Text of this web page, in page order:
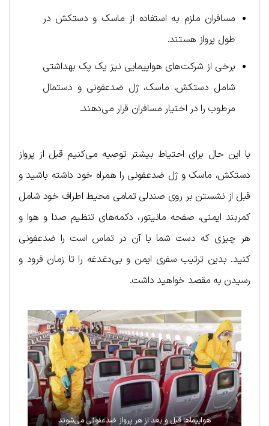
مسافران ملزم به استفاده از ماسک و دستکش در
طول پرواز هستند.
برخی از شرکت‌های هواپیمایی نیز یک پک بهداشتی
شامل دستکش، ماسک، ژل ضدعفونی و دستمال
مرطوب را در اختیار مسافران قرار می‌دهند.
با این حال برای احتیاط بیشتر توصیه می‌کنیم قبل از پرواز
دستکش، ماسک و ژل ضدعفونی را همراه خود داشته باشید و
قبل از نشستن بر روی صندلی تمامی محیط اطراف خود شامل
کمربند ایمنی، صفحه مانیتور، دکمه‌های تنظیم صدا و هوا و
هر چیزی که دست شما با آن در تماس است را ضدعفونی
کنید. بدین ترتیب سفری ایمن و بی‌دغدغه را تا زمان فرود و
رسیدن به مقصد خواهید داشت.
هواپیماها قبل و بعد از هر پرواز ضدعفونی می‌شوند